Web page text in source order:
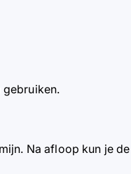
gebruiken.
Na afloop kun je de